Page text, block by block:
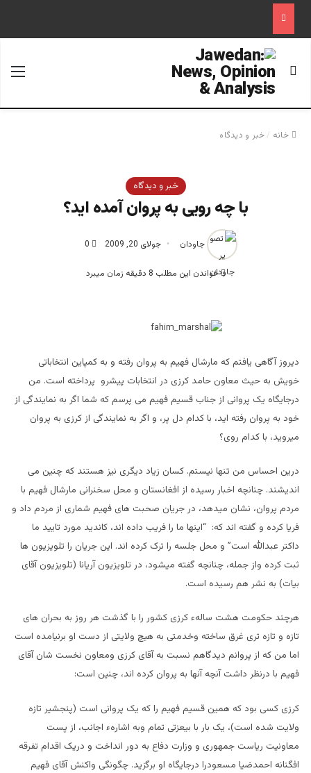
جستجو برای
خانه /خبر و دیدگاه
خبر و دیدگاه
با چه رویی به پروان آمده اید؟
جاودان جولای 20, 2009 0
خواندن این مطلب 8 دقیقه زمان میبرد
دیروز آگاهی یافتم که مارشال فهیم به پروان رفته و به کمپاین انتخاباتی
خویش به حیث معاون حامد کرزی در انتخابات پیشرو پرداخته است. من
درجایگاه یک پروانی از جناب قسیم فهیم می پرسم که شما اگر به نمایندگی از
خود به پروان رفته اید، با کدام دل پر، و اگر به نمایندگی از کرزی به پروان
میروید، با کدام روی؟
درین احساس من تنها نیستم. کسان زیاد دیگری نیز هستند که چنین می
اندیشند. چنانچه اخبار رسیده از افغانستان و محل سخنرانی مارشال فهیم با
مردم پروان، نشان میدهد، در جریان صحبت های فهیم شماری از مردم داد و
فریا کرده و گفته اند که: “اینها ما را فریب داده اند، کاندید مورد تایید ما
داکتر عبدالله است” و محل جلسه را ترک کرده اند. این جریان را تلویزیون ها
ثبت کرده واز جمله، چنانچه گفته میشود، در تلویزیون آریانا (تلویزیون آقای
بیات) به نشر هم رسیده است.
هرچند حکومت هشت سالهء کرزی کشور را با گذشت هر روز به بحران های
تازه و تازه تری غرق ساخته وخدمتی به هیچ ولایتی از دست او برنیامده است
اما من که از پروانم دیدگاهم نسبت به آقای کرزی ومعاون نخست شان آقای
فهیم با درنظر داشت آنچه آنها به پروان کرده اند، چنین است:
کرزی کسی بود که همین قسیم فهیم را که یک پروانی است (پنجشیر تازه
ولایت شده است)، یک بار با بیعزتی تمام وبه اشارهء اجانب، از پست
معاونیت ریاست جمهوری و وزارت دفاع به دور انداخت و دریک اقدام تفرقه
افگنانه احمدضیا مسعودرا درجایگاه او برگزید. چگونگی واکنش آقای فهیم